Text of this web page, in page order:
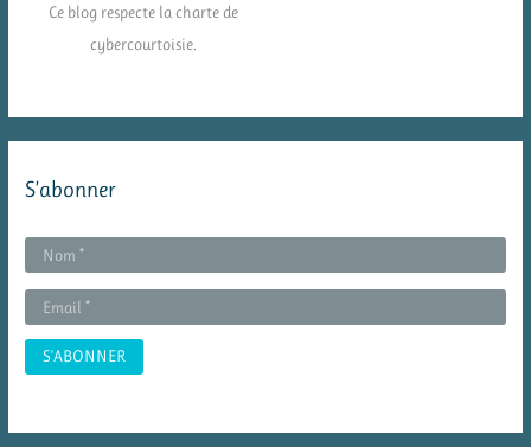
Ce blog respecte la charte de
cybercourtoisie.
S’abonner